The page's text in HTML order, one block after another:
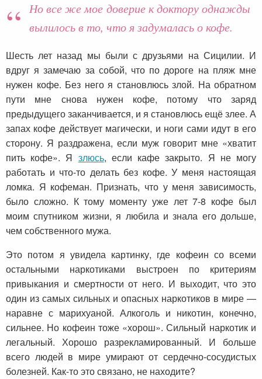
Но все же мое доверие к доктору однажды
вылилось в то, что я задумалась о кофе.
Шесть лет назад мы были с друзьями на Сицилии. И
вдруг я замечаю за собой, что по дороге на пляж мне
нужен кофе. Без него я становлюсь злой. На обратном
пути мне снова нужен кофе, потому что заряд
предыдущего заканчивается, и я становлюсь ещё злее. А
запах кофе действует магически, и ноги сами идут в его
сторону. Я раздражена, если муж говорит мне «хватит
пить кофе». Я злюсь, если кафе закрыто. Я не могу
работать и что-то делать без кофе. У меня настоящая
ломка. Я кофеман. Признать, что у меня зависимость,
было сложно. К тому моменту уже лет 7-8 кофе был
моим спутником жизни, я любила и знала его дольше,
чем собственного мужа.
Это потом я увидела картинку, где кофеин со всеми
остальными наркотиками выстроен по критериям
привыкания и смертности от него. И выходит, что это
один из самых сильных и опасных наркотиков в мире —
наравне с марихуаной. Алкоголь и никотин, конечно,
сильнее. Но кофеин тоже «хорош». Сильный наркотик и
легальный. Хорошо разрекламированный. И больше
всего людей в мире умирают от сердечно-сосудистых
болезней. Как-то это связано, не находите?